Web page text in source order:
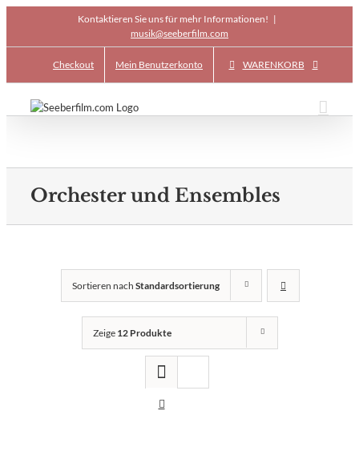
content
Kontaktieren Sie uns für mehr Informationen! |
musik@seeberfilm.com
Checkout Mein Benutzerkonto WARENKORB
Orchester und Ensembles
Sortieren nach Standardsortierung
Zeige 12 Produkte